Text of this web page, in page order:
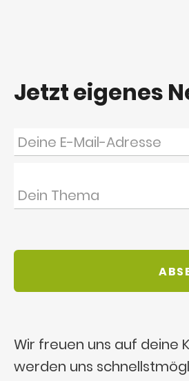
Jetzt eigenes
Wir freuen uns auf deine
werden uns